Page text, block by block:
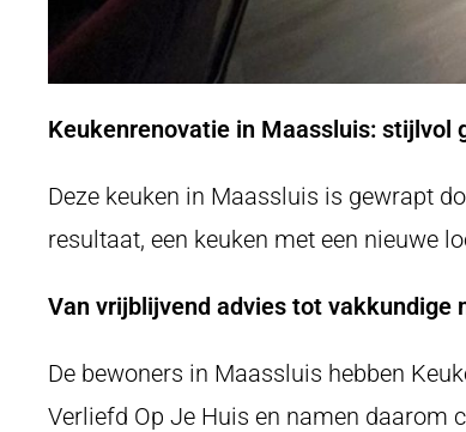
Keukenrenovatie in Maassluis: stijlvol
Deze keuken in Maassluis is gewrapt
resultaat, een keuken met een nieuwe
Van vrijblijvend advies tot vakkundige
De bewoners in Maassluis hebben
Verliefd Op Je Huis en namen daarom